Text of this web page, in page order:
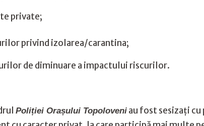
private;
privind izolarea/carantina;
de diminuare a impactului riscurilor.
Poliției Orașului Topoloveni au fost sesizați